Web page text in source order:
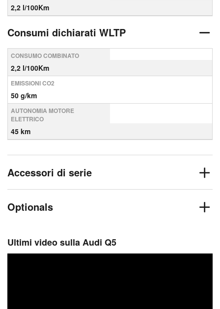
2,2 l/100Km
Consumi dichiarati WLTP
CONSUMO COMBINATO
2,2 l/100Km
EMISSIONI CO2
50 g/km
AUTONOMIA MOTORE
ELETTRICO
45 km
Accessori di serie
Optionals
Ultimi video sulla Audi Q5